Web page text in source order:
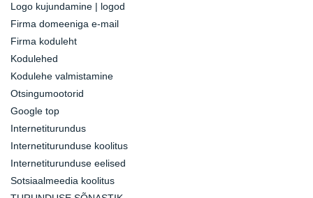
Logo kujundamine | logod
Firma domeeniga e-mail
Firma koduleht
Kodulehed
Kodulehe valmistamine
Otsingumootorid
Google top
Internetiturundus
Internetiturunduse koolitus
Internetiturunduse eelised
Sotsiaalmeedia koolitus